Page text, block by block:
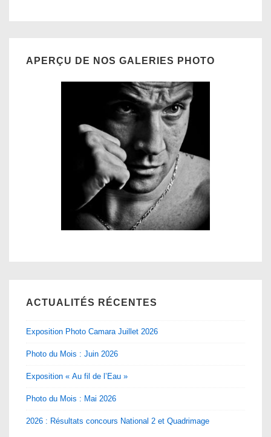
APERÇU DE NOS GALERIES PHOTO
ACTUALITÉS RÉCENTES
Exposition Photo Camara Juillet 2026
Photo du Mois : Juin 2026
Exposition « Au fil de l’Eau »
Photo du Mois : Mai 2026
2026 : Résultats concours National 2 et Quadrimage